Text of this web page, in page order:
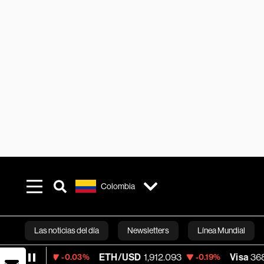
Colombia
Las noticias del día Newsletters Línea Mundial
Bloomberg
ETH/USD 1,912.093 -0.19% Visa 368.54 -